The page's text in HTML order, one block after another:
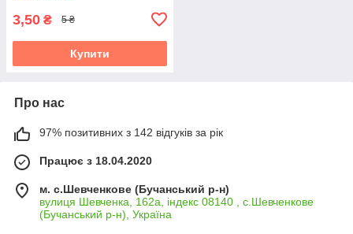
3,50 ₴ 5 ₴
Купити
Про нас
97% позитивних з 142 відгуків за рік
Працює з 18.04.2020
м. с.Шевченкове (Бучанський р-н)
вулиця Шевченка, 162а, індекс 08140 , с.Шевченкове
(Бучанський р-н), Україна